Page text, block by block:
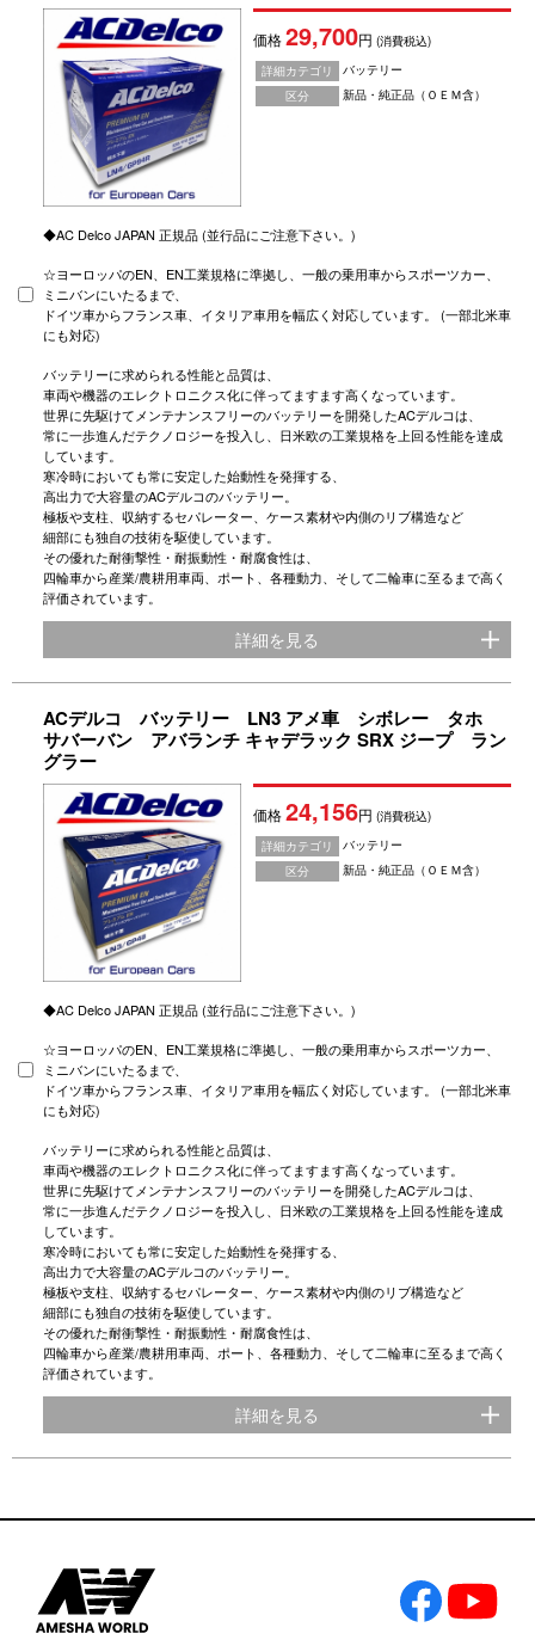
価格29,700円(消費税込)
詳細カテゴリ
バッテリー
区分
新品・純正品（ＯＥＭ含）
◆AC Delco JAPAN 正規品 (並行品にご注意下さい。)
☆ヨーロッパのEN、EN工業規格に準拠し、一般の乗用車からスポーツカー、
ミニバンにいたるまで、
ドイツ車からフランス車、イタリア車用を幅広く対応しています。 (一部北米車
にも対応)
バッテリーに求められる性能と品質は、
車両や機器のエレクトロニクス化に伴ってますます高くなっています。
世界に先駆けてメンテナンスフリーのバッテリーを開発したACデルコは、
常に一歩進んだテクノロジーを投入し、日米欧の工業規格を上回る性能を達成
しています。
寒冷時においても常に安定した始動性を発揮する、
高出力で大容量のACデルコのバッテリー。
極板や支柱、収納するセパレーター、ケース素材や内側のリブ構造など
細部にも独自の技術を駆使しています。
その優れた耐衝撃性・耐振動性・耐腐食性は、
四輪車から産業/農耕用車両、ポート、各種動力、そして二輪車に至るまで高く
評価されています。
詳細を見る
ACデルコ バッテリー LN3 アメ車 シボレー タホ
サバーバン アバランチ キャデラック SRX ジープ ラン
グラー
価格24,156円(消費税込)
詳細カテゴリ
バッテリー
区分
新品・純正品（ＯＥＭ含）
◆AC Delco JAPAN 正規品 (並行品にご注意下さい。)
☆ヨーロッパのEN、EN工業規格に準拠し、一般の乗用車からスポーツカー、
ミニバンにいたるまで、
ドイツ車からフランス車、イタリア車用を幅広く対応しています。 (一部北米車
にも対応)
バッテリーに求められる性能と品質は、
車両や機器のエレクトロニクス化に伴ってますます高くなっています。
世界に先駆けてメンテナンスフリーのバッテリーを開発したACデルコは、
常に一歩進んだテクノロジーを投入し、日米欧の工業規格を上回る性能を達成
しています。
寒冷時においても常に安定した始動性を発揮する、
高出力で大容量のACデルコのバッテリー。
極板や支柱、収納するセパレーター、ケース素材や内側のリブ構造など
細部にも独自の技術を駆使しています。
その優れた耐衝撃性・耐振動性・耐腐食性は、
四輪車から産業/農耕用車両、ポート、各種動力、そして二輪車に至るまで高く
評価されています。
詳細を見る